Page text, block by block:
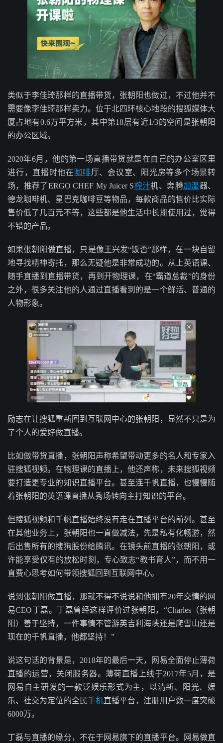
类似于李佳琦那样的直播带货，张朝阳也做过，不过他并不
需要像李佳琦那样卖力。位于北四环核心地段的搜狐媒体大
厦占地有0.6万平方米，其中第18层有近1/3的空间是张朝阳
的办公区域。
2020年6月，他的第一场直播带货就是在自己的办公室区里
进行，直播时他在 咖啡厅、会议室、阳光房等多个场景转
场，推荐了ERGO CHEF My Juicer S榨汁机、奔腾加湿器、
德龙咖啡机、星巴克咖啡豆等物品，每款商品的售价比实际
售价低了几百元不等，这些都是他生活中长期使用过，觉得
不错的产品。
如果张朝阳做直播，只是像王兴发“饭否”那样，在一块自留
地寻找精神寄托，那么无疑他是非常成功的。从上英语课、
随手直播到直播带货，再到开物理课，在“霸道总裁”的身份
之外，很多关注他的人通过直播看到的是一个鲜活、普通的
人物形象。
励志在让搜狐重新回到互联网中心的张朝阳，显然不只是为
了个人的爱好做直播。
比如做带货直播，张朝阳声称希望带动更多的名人和专家入
驻搜狐视频。在物理课的直播上，他还声称，未来搜狐视频
要打造更专业的知识直播平台。甚至连千帆直播，也慢慢随
着张朝阳的英语课直播从秀场转向主打知识的平台。
但搜狐视频和千帆直播始终没有走在直播平台的前列。甚至
在其他业务上，张朝阳也一直做减法，先是私有化畅游，然
后出售所有的搜狗股份给腾讯。在镜头前直播的张朝阳，或
许能享受仅有的放松时刻，专心致志“教书育人”，而不用一
直费心思考如何带领搜狐回到互联网中心。
说到张朝阳做直播，那就不得不说说和他拥有20年交情的网
易CEO丁磊。丁磊曾经这样评价过张朝阳，“Charles（张朝
阳）善于坚持，一件事情不管游英吉利海峡还是爬雪山还是
现在的千帆直播，他都坚持！”
说这句话的背景是，2018年的最后一天，网易全面停止薄荷
直播的运营，关闭服务器。薄荷直播上线于2017年5月，是
网易自主研发的一款泛娱乐形式为主，以清新、阳光、娱
乐、社交为定位的全民手机直播平台，注册用户数一度突破
6000万。
丁磊与直播的缘分，不在于网易旗下的直播平台。网易做直